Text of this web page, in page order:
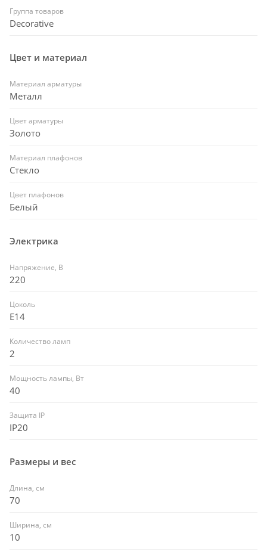
Группа товаров
Decorative
Цвет и материал
Материал арматуры
Металл
Цвет арматуры
Золото
Материал плафонов
Стекло
Цвет плафонов
Белый
Электрика
Напряжение, В
220
Цоколь
E14
Количество ламп
2
Мощность лампы, Вт
40
Защита IP
IP20
Размеры и вес
Длина, см
70
Ширина, см
10